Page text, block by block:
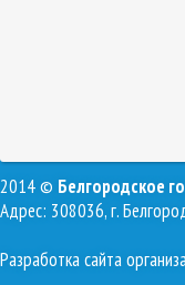
2014 © Белгородское
Адрес: 308036, г.
Разработка сайта